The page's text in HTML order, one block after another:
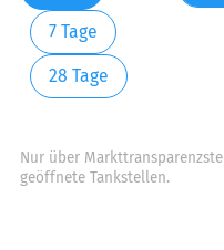
7 Tage
28 Tage
Nur über
geöffnete Tankstellen.